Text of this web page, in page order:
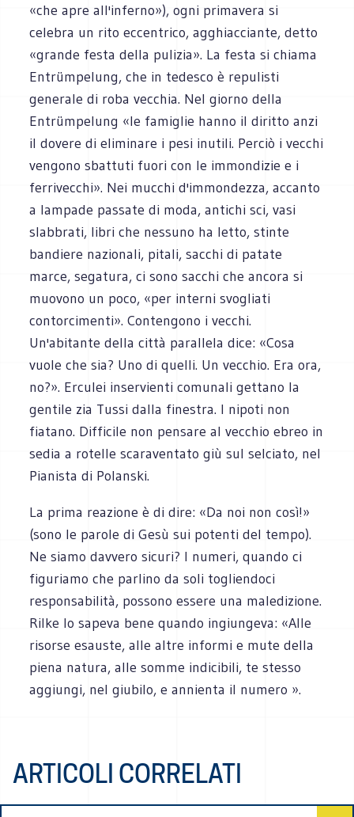
«che apre all'inferno»), ogni primavera si
celebra un rito eccentrico, agghiacciante, detto
«grande festa della pulizia». La festa si chiama
Entrümpelung, che in tedesco è repulisti
generale di roba vecchia. Nel giorno della
Entrümpelung «le famiglie hanno il diritto anzi
il dovere di eliminare i pesi inutili. Perciò i vecchi
vengono sbattuti fuori con le immondizie e i
ferrivecchi». Nei mucchi d'immondezza, accanto
a lampade passate di moda, antichi sci, vasi
slabbrati, libri che nessuno ha letto, stinte
bandiere nazionali, pitali, sacchi di patate
marce, segatura, ci sono sacchi che ancora si
muovono un poco, «per interni svogliati
contorcimenti». Contengono i vecchi.
Un'abitante della città parallela dice: «Cosa
vuole che sia? Uno di quelli. Un vecchio. Era ora,
no?». Erculei inservienti comunali gettano la
gentile zia Tussi dalla finestra. I nipoti non
fiatano. Difficile non pensare al vecchio ebreo in
sedia a rotelle scaraventato giù sul selciato, nel
Pianista di Polanski.
La prima reazione è di dire: «Da noi non così!»
(sono le parole di Gesù sui potenti del tempo).
Ne siamo davvero sicuri? I numeri, quando ci
figuriamo che parlino da soli togliendoci
responsabilità, possono essere una maledizione.
Rilke lo sapeva bene quando ingiungeva: «Alle
risorse esauste, alle altre informi e mute della
piena natura, alle somme indicibili, te stesso
aggiungi, nel giubilo, e annienta il numero ».
ARTICOLI CORRELATI